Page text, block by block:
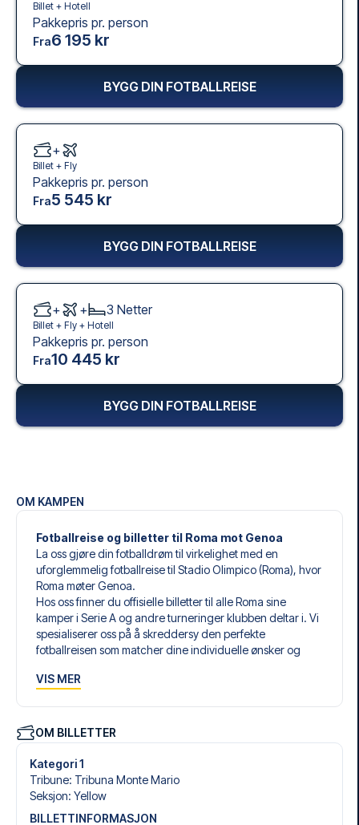
OM KAMPEN
Fotballreise og billetter til Roma mot Genoa
La oss gjøre din fotballdrøm til virkelighet med en
uforglemmelig fotballreise til Stadio Olimpico (Roma), hvor
Roma møter Genoa.
Hos oss finner du offisielle billetter til alle Roma sine
kamper i Serie A og andre turneringer klubben deltar i. Vi
spesialiserer oss på å skreddersy den perfekte
fotballreisen som matcher dine individuelle ønsker og
Våre skreddersydde fotballreiser til Roma er laget for å gi
blant et bredt utvalg av fotballbilletter, nøye utvalgte
hoteller for enhver smak og budsjett, samt fleksible fly som
passer deg best.
Når du velger billettype, kan du se hvilken seksjon du skal
sitte i, og hva billetten inkluderer – spesielt hvis det er en
VIS MER
OM BILLETTER
Kategori 1
Tribune: Tribuna Monte Mario
Seksjon: Yellow
BILLETTINFORMASJON
Billet + Hotell
Pakkepris pr. person
Fra6 195 kr
BYGG DIN FOTBALLREISE
+
Billet + Fly
Pakkepris pr. person
Fra5 545 kr
BYGG DIN FOTBALLREISE
+ + 3 Netter
Billet + Fly + Hotell
Pakkepris pr. person
Fra10 445 kr
BYGG DIN FOTBALLREISE